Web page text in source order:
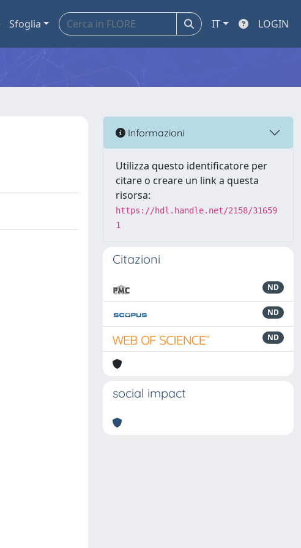
Sfoglia IT LOGIN
Informazioni
Utilizza questo identificatore per
citare o creare un link a questa
risorsa:
https://hdl.handle.net/2158/31659
1
Citazioni
ND
ND
ND
social impact